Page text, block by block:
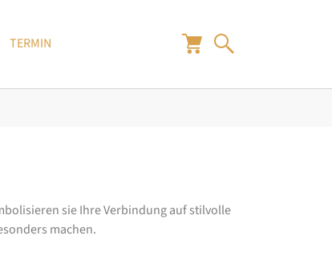
for "Juwelier"
TERMIN
sie Ihre Verbindung auf stilvolle
machen.